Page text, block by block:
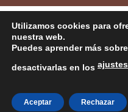
Utilizamos cookies para
nuestra web.
Puedes aprender más
desactivarlas en los ajustes
Aceptar Rechazar